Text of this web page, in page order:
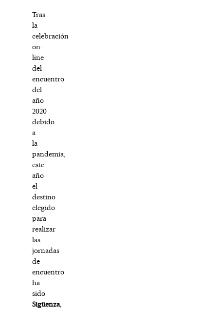
Tras
la
celebración
on-
line
del
encuentro
del
año
2020
debido
a
la
pandemia,
este
año
el
destino
elegido
para
realizar
las
jornadas
de
encuentro
ha
sido
Sigüenza,